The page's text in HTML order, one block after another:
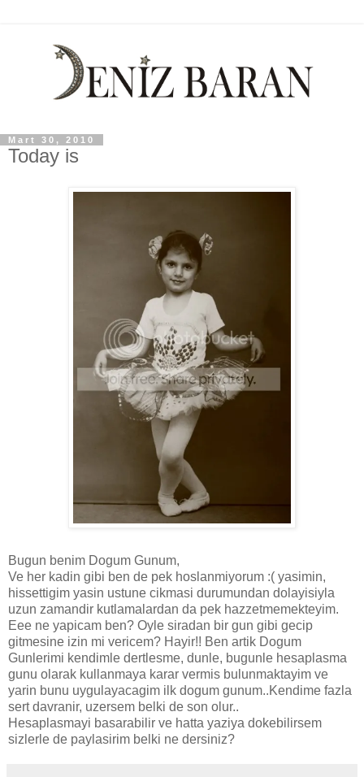
Mart 30, 2010
Today is
Bugun benim Dogum Gunum,
Ve her kadin gibi ben de pek hoslanmiyorum :( yasimin,
hissettigim yasin ustune cikmasi durumundan dolayisiyla
uzun zamandir kutlamalardan da pek hazzetmemekteyim.
Eee ne yapicam ben? Oyle siradan bir gun gibi gecip
gitmesine izin mi vericem? Hayir!! Ben artik Dogum
Gunlerimi kendimle dertlesme, dunle, bugunle hesaplasma
gunu olarak kullanmaya karar vermis bulunmaktayim ve
yarin bunu uygulayacagim ilk dogum gunum..Kendime fazla
sert davranir, uzersem belki de son olur..
Hesaplasmayi basarabilir ve hatta yaziya dokebilirsem
sizlerle de paylasirim belki ne dersiniz?